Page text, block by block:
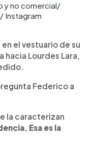
y no comercial/
Instagram
el vestuario de su
hacia Lourdes Lara,
Federico a
la caracterizan
Esa es la